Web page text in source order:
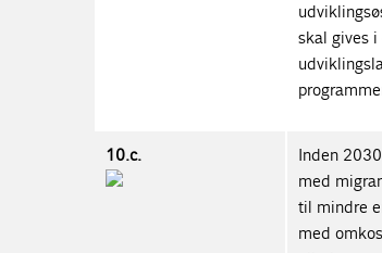
skal gives
10.c.
Inden
med
til mindre
med